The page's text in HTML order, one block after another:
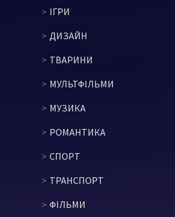
ІГРИ
ДИЗАЙН
ТВАРИНИ
МУЛЬТФІЛЬМИ
МУЗИКА
РОМАНТИКА
СПОРТ
ТРАНСПОРТ
ФІЛЬМИ